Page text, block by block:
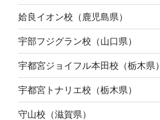
姶良イオン校（鹿児島県）
宇部フジグラン校（山口県）
宇都宮ジョイフル本田校（栃木県）
宇都宮トナリエ校（栃木県）
守山校（滋賀県）